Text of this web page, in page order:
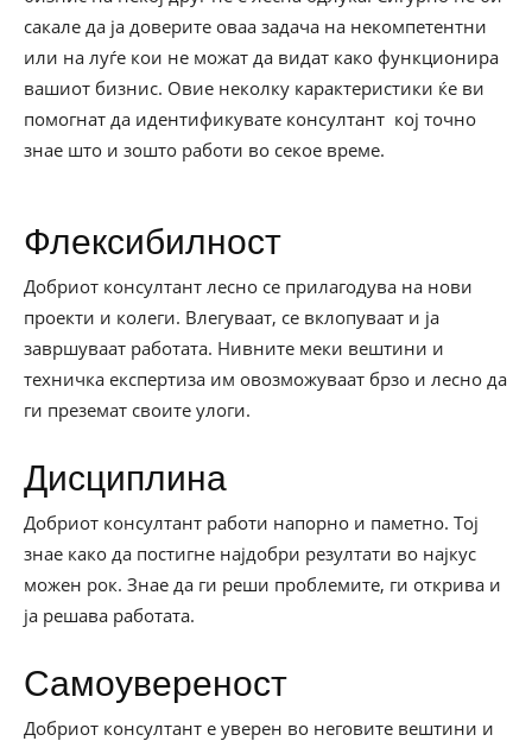
сакале да ја доверите оваа задача на некомпетентни
или на луѓе кои не можат да видат како функционира
вашиот бизнис. Овие неколку карактеристики ќе ви
помогнат да идентификувате консултант кој точно
знае што и зошто работи во секое време.
Флексибилност
Добриот консултант лесно се прилагодува на нови
проекти и колеги. Влегуваат, се вклопуваат и ја
завршуваат работата. Нивните меки вештини и
техничка експертиза им овозможуваат брзо и лесно да
ги преземат своите улоги.
Дисциплина
Добриот консултант работи напорно и паметно. Тој
знае како да постигне најдобри резултати во најкус
можен рок. Знае да ги реши проблемите, ги открива и
ја решава работата.
Самоувереност
Добриот консултант е уверен во неговите вештини и